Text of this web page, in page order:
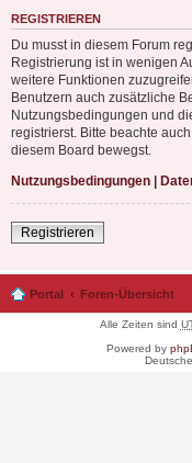
REGISTRIEREN
Du musst in diesem Forum
Registrierung ist in wenigen
weitere Funktionen
Benutzern auch zusätzliche
Nutzungsbedingungen und
registrierst. Bitte beachte
diesem Board bewegst.
Nutzungsbedingungen |
Registrieren
Portal Foren-Übersicht
Alle Zeiten sind
Powered by